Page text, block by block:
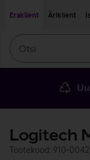
Eraklient
Äriklient
Logitech
Tootekood: 910-